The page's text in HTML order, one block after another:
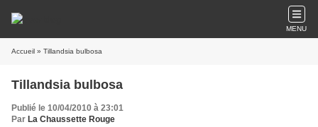
MENU
Accueil » Tillandsia bulbosa
Tillandsia bulbosa
Publié le 10/04/2010 à 23:01
Par La Chaussette Rouge